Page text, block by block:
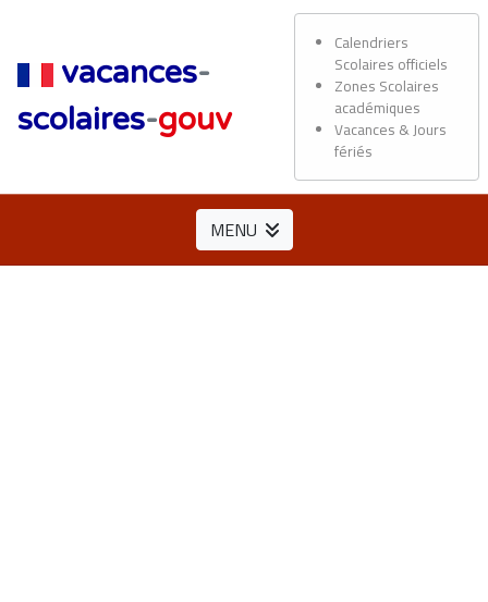
vacances-
scolaires-gouv
Calendriers
Scolaires officiels
Zones Scolaires
académiques
Vacances & Jours
fériés
MENU